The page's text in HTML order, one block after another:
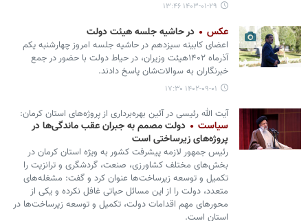
۱۴۰۳-۰۱-۲۹ ۱۳:۴۶
عکس در حاشیه جلسه هیئت دولت
اعضای کابینه سیزدهم در حاشیه جلسه امروز چهارشنبه یکم
آذرماه ۱۴۰۲هیئت وزیران، در حیاط دولت با حضور در جمع
خبرنگاران به سوالات‌شان پاسخ دادند.
۱۴۰۲-۰۹-۰۱ ۱۷:۳۰
آیت الله رئیسی در آئین بهره‌برداری از پروژه‌های استان کرمان:
سیاست
دولت مصمم به جبران عقب ماندگی‌ها در
پروژه‌های زیرساختی است
رئیس جمهور لازمه پیشرفت کشور به ویژه استان کرمان در
بخش‌های مختلف کشاورزی، صنعت، گردشگری و ترانزیت را
تکمیل و توسعه زیرساخت‌ها عنوان کرد و گفت: مشغله‌های
متعدد، دولت را از این مسائل حیاتی غافل نکرده و یکی از
محورهای مهم اقدامات دولت، تکمیل و توسعه زیرساخت‌ها در
استان است.